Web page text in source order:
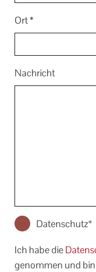
Ort*
Nachricht
Datenschutz*
Ich habe die
genommen und